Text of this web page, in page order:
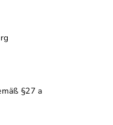
§27 a